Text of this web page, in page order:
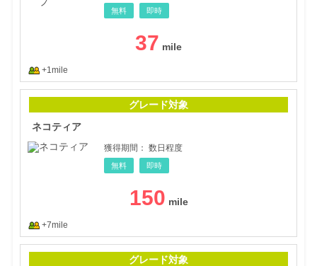
無料 即時
37
+1mile
グレード対象
ネコティア
獲得期間： 数日程度
無料 即時
150
+7mile
グレード対象